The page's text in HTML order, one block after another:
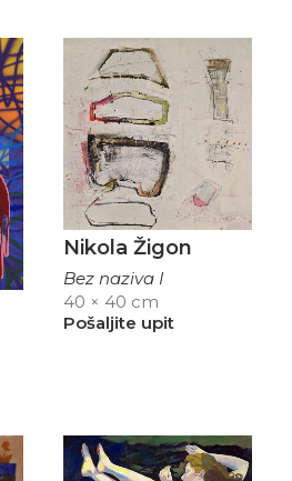
Nikola Žigon
Bez naziva I
40 × 40 cm
Pošaljite upit